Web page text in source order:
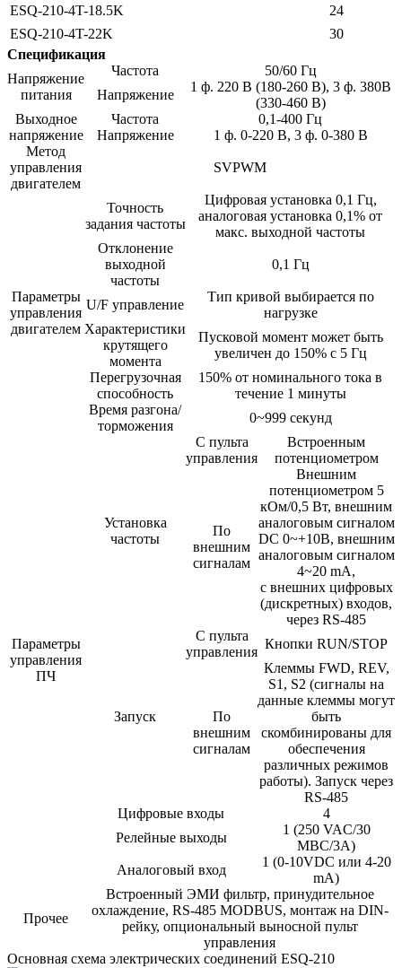
ESQ-210-4T-18.5K
24
ESQ-210-4T-22K
30
Спецификация
Напряжение
питания
Частота
50/60 Гц
Напряжение
1 ф. 220 В (180-260 В), 3 ф. 380В
(330-460 В)
Выходное
напряжение
Частота
0,1-400 Гц
Напряжение
1 ф. 0-220 В, 3 ф. 0-380 В
Метод
управления
двигателем
SVPWM
Параметры
управления
двигателем
Точность
задания частоты
Цифровая установка 0,1 Гц,
аналоговая установка 0,1% от
макс. выходной частоты
Отклонение
выходной
частоты
0,1 Гц
U/F управление
Тип кривой выбирается по
нагрузке
Характеристики
крутящего
момента
Пусковой момент может быть
увеличен до 150% с 5 Гц
Перегрузочная
способность
150% от номинального тока в
течение 1 минуты
Время разгона/
торможения
0~999 секунд
Параметры
управления
ПЧ
Установка
частоты
С пульта
управления
Встроенным
потенциометром
По
внешним
сигналам
Внешним
потенциометром 5
кОм/0,5 Вт, внешним
аналоговым сигналом
DC 0~+10В, внешним
аналоговым сигналом
4~20 mA,
с внешних цифровых
(дискретных) входов,
через RS-485
Запуск
С пульта
управления
Кнопки RUN/STOP
По
внешним
сигналам
Клеммы FWD, REV,
S1, S2 (сигналы на
данные клеммы могут
быть
скомбинированы для
обеспечения
различных режимов
работы). Запуск через
RS-485
Цифровые входы
4
Релейные выходы
1 (250 VAC/30
МВС/3А)
Аналоговый вход
1 (0-10VDC или 4-20
mA)
Прочее
Встроенный ЭМИ фильтр, принудительное
охлаждение, RS-485 MODBUS, монтаж на DIN-
рейку, опциональный выносной пульт
управления
Основная схема электрических соединений ESQ-210